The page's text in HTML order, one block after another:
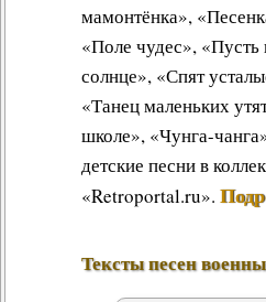
мамонтёнка»,
«Поле чудес», «Пусть
солнце», «Спят
«Танец маленьких
школе», «Чунга-
детские песни в
«Retroportal.ru».
Тексты песен